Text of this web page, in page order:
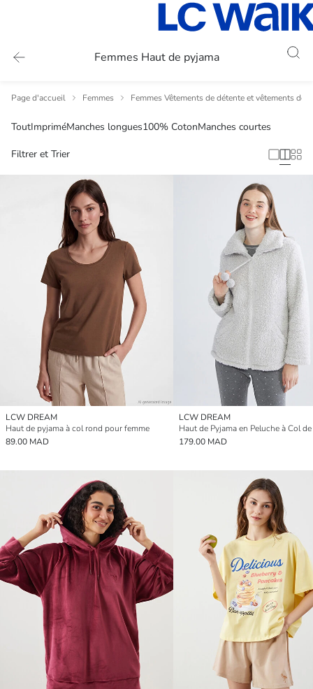
Femmes Haut de pyjama
Page d'accueil Femmes Femmes Vêtements de détente et vêtements de
ToutImpriméManches longues100% CotonManches courtes
Filtrer et Trier
LCW DREAM
Haut de pyjama à col rond pour femme
89.00 MAD
LCW DREAM
179.00 MAD